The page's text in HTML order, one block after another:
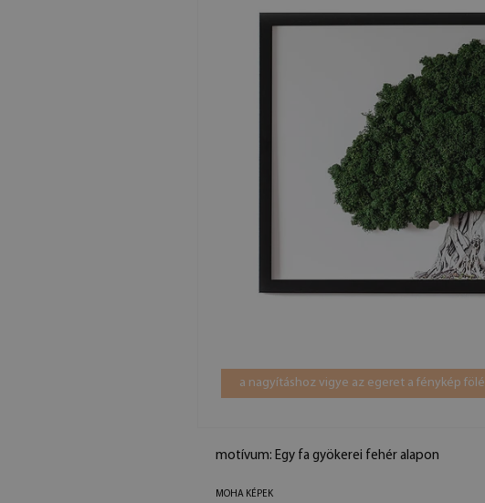
a nagyításhoz vigye az egeret a fénykép fölé
motívum: Egy fa gyökerei fehér alapon
MOHA KÉPEK